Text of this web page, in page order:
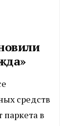
средств
в